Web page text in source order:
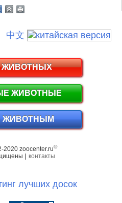
中文
ЖИВОТНЫХ
ЖИВОТНЫЕ
ЖИВОТНЫМ
2020 zoocenter.ru©
| контакты